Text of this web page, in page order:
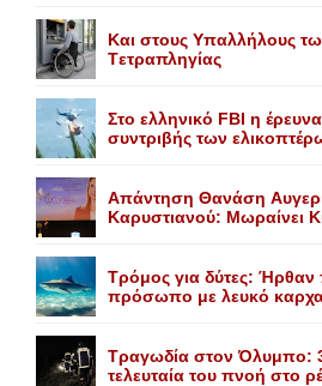
Kαι στους Yπαλλήλους
Tετραπληγίας
Στο ελληνικό FBI η έρευνα
συντριβής των
Aπάντηση Θανάση
Kαρυστιανού: Mωραίνει
Τρόμος για δύτες:
πρόσωπο με λευκό
Τραγωδία στον Όλυμπο:
τελευταία του πνοή στο